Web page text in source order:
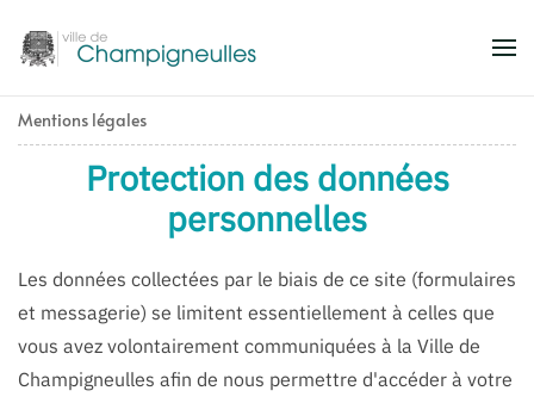
Accéder au contenu principal
Mentions légales
Protection des données
personnelles
Les données collectées par le biais de ce site (formulaires
et messagerie) se limitent essentiellement à celles que
vous avez volontairement communiquées à la Ville de
Champigneulles afin de nous permettre d'accéder à votre